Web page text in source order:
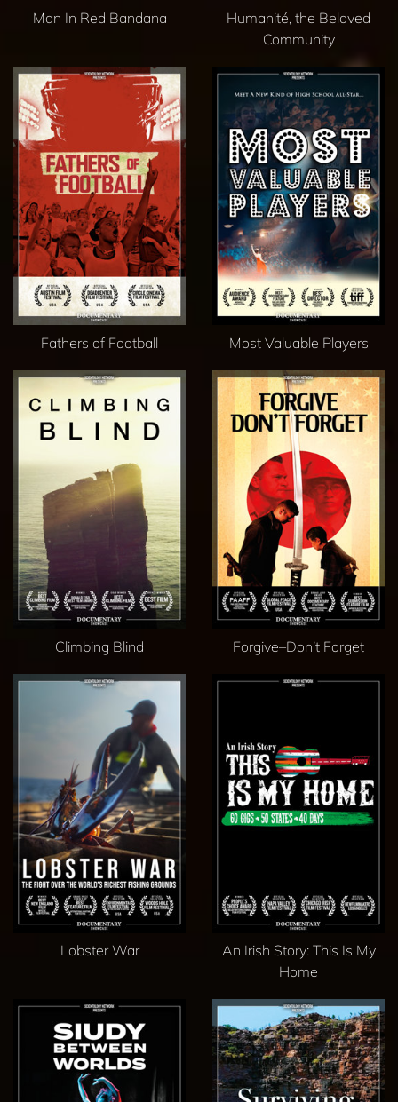
Man In Red Bandana
Humanité, the Beloved
Community
Fathers of Football Most Valuable Players
Climbing Blind Forgive–Don’t Forget
Lobster War
An Irish Story: This Is My
Home